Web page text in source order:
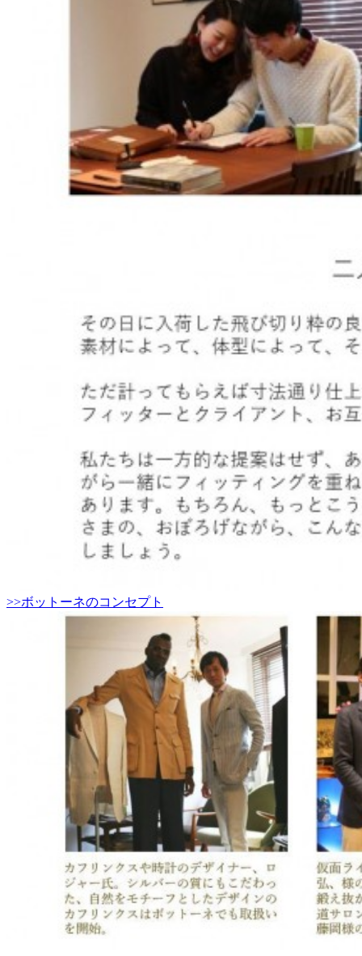
>>ボットーネのコンセプト